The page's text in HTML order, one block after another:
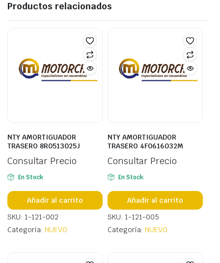
Productos relacionados
NTY AMORTIGUADOR
TRASERO 8R0513025J
Consultar Precio
En Stock
Añadir al carrito
SKU: 1-121-002
Categoría: NUEVO
NTY AMORTIGUADOR
TRASERO 4F0616032M
Consultar Precio
En Stock
Añadir al carrito
SKU: 1-121-005
Categoría: NUEVO